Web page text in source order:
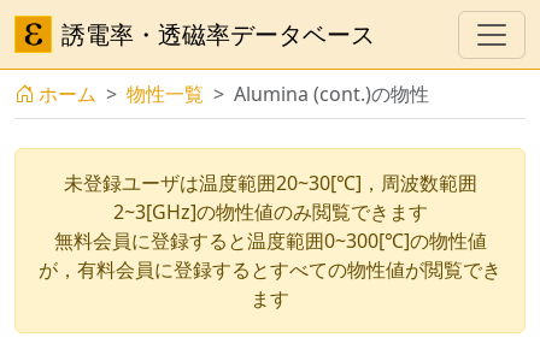
誘電率・透磁率データベース
ホーム 物性一覧 Alumina (cont.)の物性
未登録ユーザは温度範囲20~30[℃]，周波数範囲
2~3[GHz]の物性値のみ閲覧できます
無料会員に登録すると温度範囲0~300[℃]の物性値
が，有料会員に登録するとすべての物性値が閲覧でき
ます